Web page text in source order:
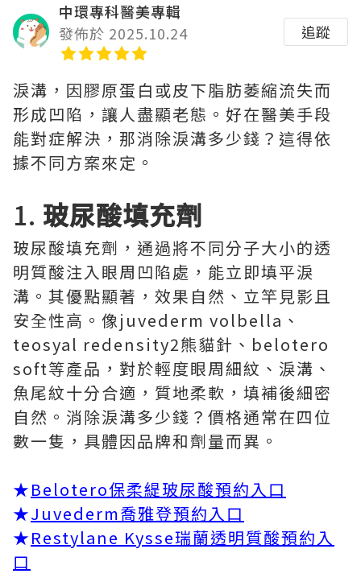
中環專科醫美專輯
發佈於 2025.10.24
追蹤
淚溝，因膠原蛋白或皮下脂肪萎縮流失而
形成凹陷，讓人盡顯老態。好在醫美手段
能對症解決，那消除淚溝多少錢？這得依
據不同方案來定。
1. 玻尿酸填充劑
玻尿酸填充劑，通過將不同分子大小的透
明質酸注入眼周凹陷處，能立即填平淚
溝。其優點顯著，效果自然、立竿見影且
安全性高。像juvederm volbella、
teosyal redensity2熊貓針、belotero
soft等產品，對於輕度眼周細紋、淚溝、
魚尾紋十分合適，質地柔軟，填補後細密
自然。消除淚溝多少錢？價格通常在四位
數一隻，具體因品牌和劑量而異。
★Belotero保柔緹玻尿酸預約入口
★Juvederm喬雅登預約入口
★Restylane Kysse瑞蘭透明質酸預約入
口